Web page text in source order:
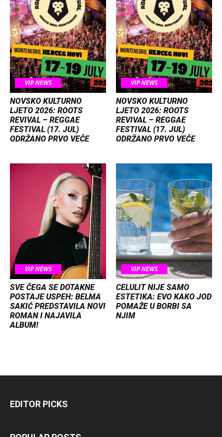
VIP NEWS
NOVSKO KULTURNO
LJETO 2026: ROOTS
REVIVAL – REGGAE
FESTIVAL (17. JUL)
ODRŽANO PRVO VEČE
VIP NEWS
NOVSKO KULTURNO
LJETO 2026: ROOTS
REVIVAL – REGGAE
FESTIVAL (17. JUL)
ODRŽANO PRVO VEČE
VIP NEWS
SVE ČEGA SE DOTAKNE
POSTAJE USPEH: BELMA
SAKIĆ PREDSTAVILA NOVI
ROMAN I NAJAVILA
ALBUM!
VIP NEWS
CELULIT NIJE SAMO
ESTETIKA: EVO KAKO JOD
POMAŽE U BORBI SA
NJIM
EDITOR PICKS